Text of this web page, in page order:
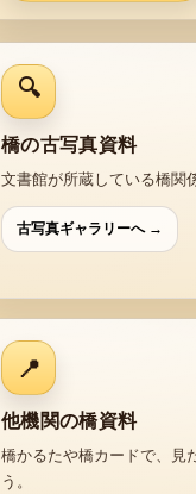
🔍
橋の古写真資料
文書館が所蔵している橋関
古写真ギャラリーへ →
📍
他機関の橋資料
橋かるたや橋カードで、見
う。